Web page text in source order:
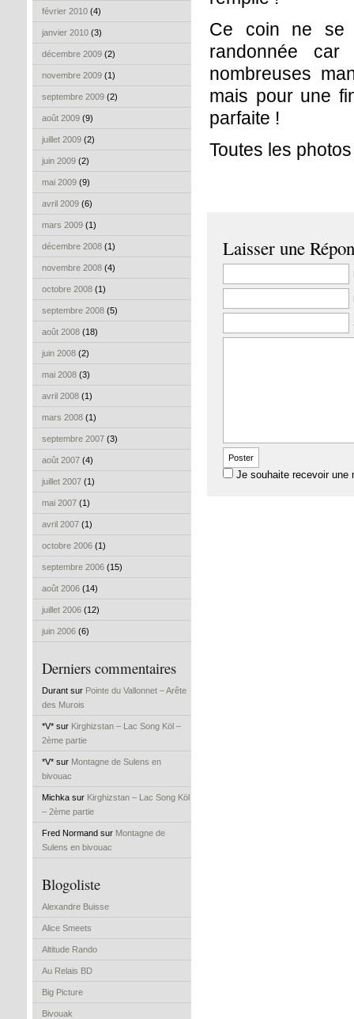
février 2010 (4)
janvier 2010 (3)
décembre 2009 (2)
novembre 2009 (1)
septembre 2009 (2)
août 2009 (9)
juillet 2009 (2)
juin 2009 (2)
mai 2009 (9)
avril 2009 (6)
mars 2009 (1)
décembre 2008 (1)
novembre 2008 (4)
octobre 2008 (1)
septembre 2008 (5)
août 2008 (18)
juin 2008 (2)
mai 2008 (3)
avril 2008 (1)
mars 2008 (1)
septembre 2007 (3)
août 2007 (4)
juillet 2007 (1)
mai 2007 (1)
avril 2007 (1)
octobre 2006 (1)
septembre 2006 (15)
août 2006 (14)
juillet 2006 (12)
juin 2006 (6)
Derniers commentaires
Durant sur Pointe du Vallonnet – Arête
des Murois
*V* sur Kirghizstan – Lac Song Köl –
2ème partie
*V* sur Montagne de Sulens en
bivouac
Michka sur Kirghizstan – Lac Song Köl
– 2ème partie
Fred Normand sur Montagne de
Sulens en bivouac
Blogoliste
Alexandre Buisse
Alice Smeets
Altitude Rando
Au Relais BD
Big Picture
Bivouak
Ce coin ne se
randonnée
nombreuses
mais pour une
parfaite !
Toutes les
Laisser une
Je souhaite recevoir une